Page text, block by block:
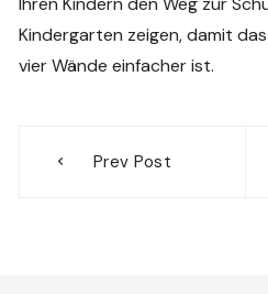
Kindergarten zeigen, damit
vier Wände einfacher ist.
Prev Post